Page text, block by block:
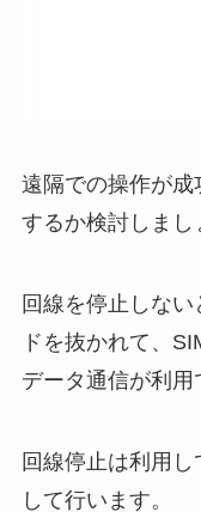
遠隔での操作が成
するか検討しまし
回線を停止しな
ドを抜かれて、
データ通信が利用
回線停止は利用
して行います。